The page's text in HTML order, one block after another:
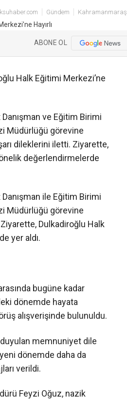
Gündem Kahramanmaraş
ABONE OL
Halk Eğitimi Merkezi’ne
ve Eğitim Birimi
Müdürlüğü görevine
dileklerini iletti. Ziyarette,
değerlendirmelerde
ile Eğitim Birimi
Müdürlüğü görevine
Dulkadiroğlu Halk
yer aldı.
bugüne kadar
dönemde hayata
alışverişinde bulunuldu.
memnuniyet dile
dönemde daha da
verildi.
Feyzi Oğuz, nazik